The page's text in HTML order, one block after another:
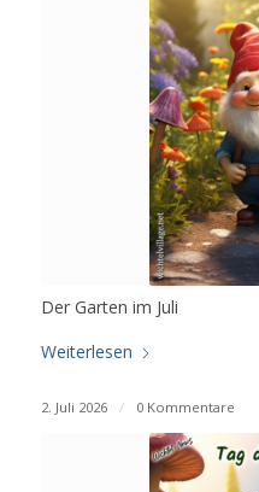
Der Garten im Juli
Weiterlesen
2. Juli 2026 / 0 Kommentare